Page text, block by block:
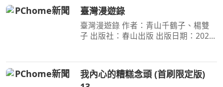
2026-08-01 00:00:00 【本書簡介】 ◎
擺脫盲目耗竭的斜槓陷阱，將個人專長
系統化整合，打造可被
臺灣漫遊錄
臺灣漫遊錄 作者：青山千鶴子、楊雙
子 出版社：春山出版 出版日期：2020-
華麗面世 「我們一起吃遍臺島吧！」
――青山千鶴子（
我內心的糟糕念頭 (首刷限定版)